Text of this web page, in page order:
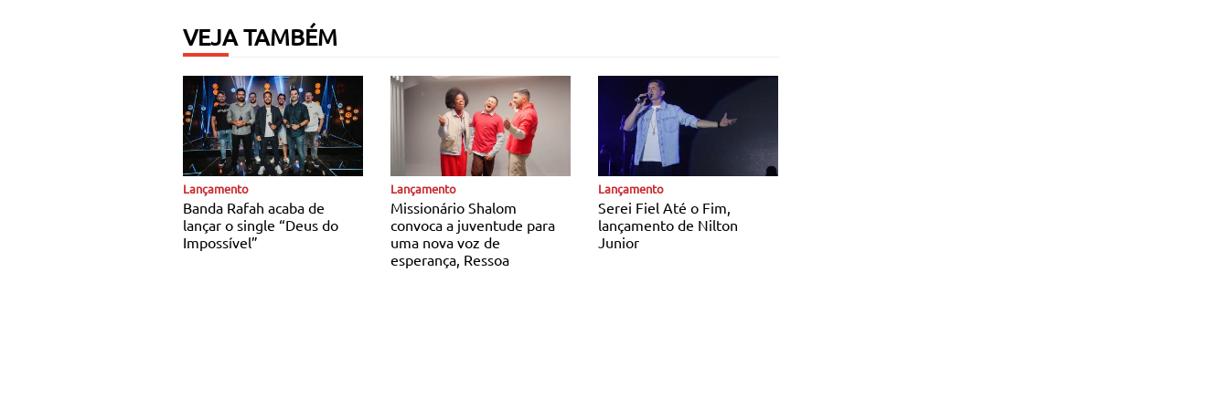
VEJA TAMBÉM
Notícias Católicas
Lançamento
Banda Rafah acaba de
lançar o single “Deus do
Impossível”
Notícias Católicas
Lançamento
Missionário Shalom
convoca a juventude para
uma nova voz de
esperança, Ressoa
Notícias Católicas
Lançamento
Serei Fiel Até o Fim,
lançamento de Nilton
Junior